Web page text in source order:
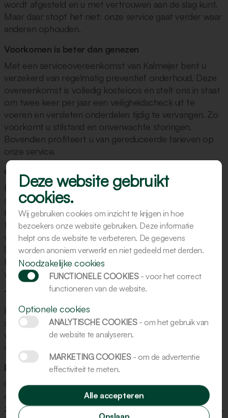
wordt afgesteld en u met vertrouwen aan de slag kunt.
Maar daar stopt het niet: onze service gaat verder waar
anderen ophouden.
Voorkomen is beter dan genezen
Met een serviceovereenkomst van Kalmeijer bent u
verzekerd van regelmatig preventief onderhoud. Deze
overeenkomst is volledig kosteloos en stelt ons in staat
om twee keer per jaar een veiligheidscheck uit te
voeren en versleten onderdelen tijdig te vervangen. Zo
voorkomt u stilstand en onverwachte storingen.
Bovendien profiteert u van gereduceerde tarieven op
onze service.
Ondersteuning – dag en nacht
Een storing komt nooit gelegen, maar dankzij ons
serviceovereenkomst staat hulp altijd binnen
handbereik. Overdag én ’s nachts kunt u rekenen op
telefonische ondersteuning om problemen snel te
verhelpen. Is er toch een monteur nodig op locatie?
Dan zorgen wij ervoor dat hij zo snel mogelijk bij u in de
bakkerij staat, zodat het brood ’s ochtends vers in de
winkel ligt.
Twee jaar volledige garantie
Bij aanschaf van een nieuwe machine met
serviceovereenkomst profiteert u van twee jaar
volledige garantie op voorrijkosten, arbeidsloon en
onderdelen. Geen verrassingen, alleen zekerheid.
Betrouwbaarheid waarop u kunt bouwen
Onze service is uniek in de branche. Wij weten hoe
cruciaal een soepele (nacht)planning is voor bakkers en
zetten ons in om uw machines in topconditie te houden.
Deze website gebruikt
cookies.
Wij gebruiken cookies om inzicht te krijgen in hoe
bezoekers onze website gebruiken. Deze informatie
helpt ons de website te verbeteren. De gegevens
worden anoniem verwerkt en niet gedeeld met derden.
Noodzakelijke cookies
FUNCTIONELE COOKIES - voor het correct
functioneren van de website.
Optionele cookies
ANALYTISCHE COOKIES - om het gebruik van
de website te analyseren.
MARKETING COOKIES - om de advertentie
effectiviteit te meten.
Opslaan
Alle accepteren